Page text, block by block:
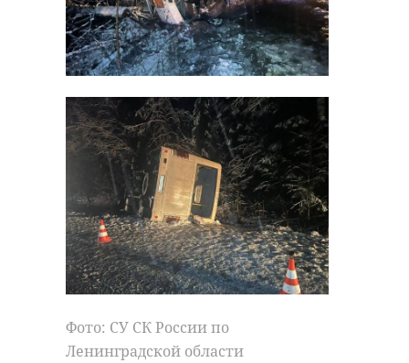
Фото: СУ СК России по
Ленинградской области